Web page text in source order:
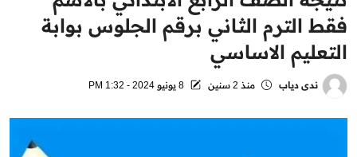
اخبار مصر
العالم
الرياضة
مال وأعمال
فقط الترم الثاني برقم الجلوس بوابة
التعليم الاساسي
ندى دياب منذ 2 سنين 8 يونيو 2024 - 1:32 PM